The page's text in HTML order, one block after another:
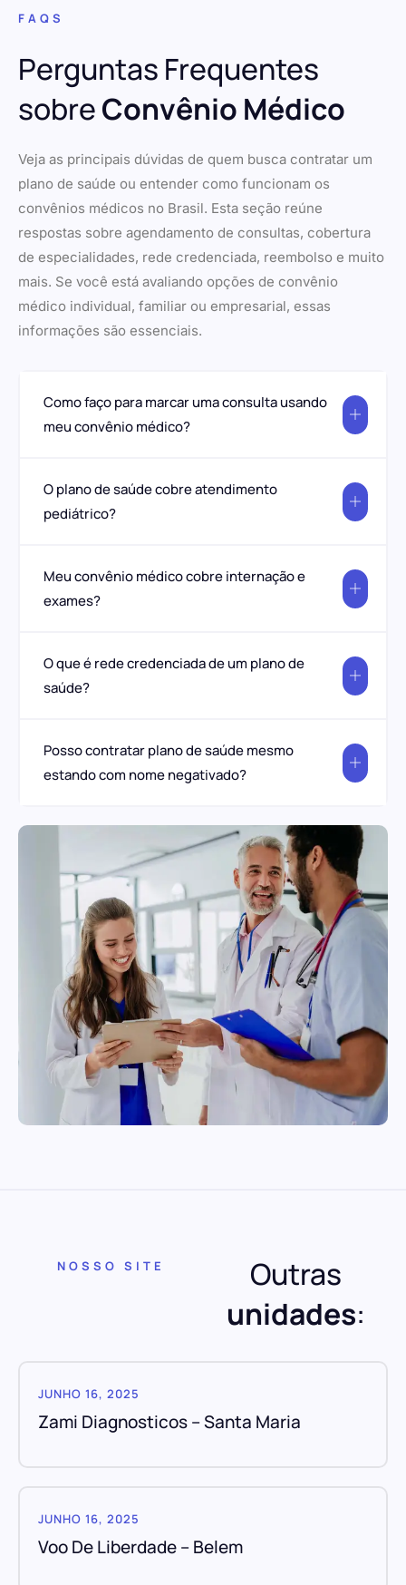
FAQS
Perguntas Frequentes
sobreConvênio Médico
Veja as principais dúvidas de quem busca contratar um
plano de saúde ou entender como funcionam os
convênios médicos no Brasil. Esta seção reúne
respostas sobre agendamento de consultas, cobertura
de especialidades, rede credenciada, reembolso e muito
mais. Se você está avaliando opções de convênio
médico individual, familiar ou empresarial, essas
informações são essenciais.
Como faço para marcar uma consulta usando
meu convênio médico?
O plano de saúde cobre atendimento
pediátrico?
Meu convênio médico cobre internação e
exames?
O que é rede credenciada de um plano de
saúde?
Posso contratar plano de saúde mesmo
estando com nome negativado?
NOSSO SITE
Outras
unidades:
JUNHO 16, 2025
Zami Diagnosticos – Santa Maria
JUNHO 16, 2025
Voo De Liberdade – Belem